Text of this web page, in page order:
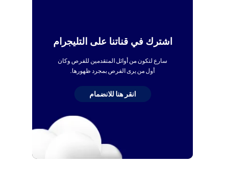
اشترك في قناتنا على التليجرام
سارع لتكون من أوائل المتقدمين للفرص وكان
أول من يرى الفرص بمجرد ظهورها.
انقر هنا للانضمام